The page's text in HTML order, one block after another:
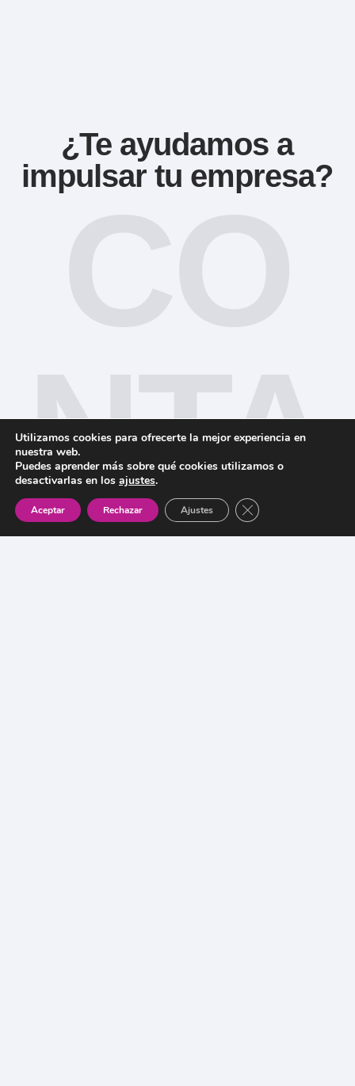
¿Te ayudamos a
impulsar tu empresa?
NTA
CT
Utilizamos cookies para ofrecerte la mejor experiencia en
nuestra web.
Puedes aprender más sobre qué cookies utilizamos o
desactivarlas en los ajustes.
Aceptar Rechazar Ajustes Cerrar el banner de